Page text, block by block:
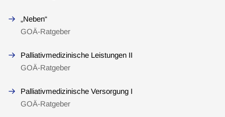
„Neben“
GOÄ-Ratgeber
Palliativmedizinische Leistungen II
GOÄ-Ratgeber
Palliativmedizinische Versorgung I
GOÄ-Ratgeber